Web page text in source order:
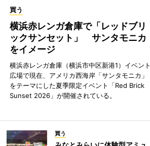
買う
横浜赤レンガ倉庫で「レッドブリ
ックサンセット」 サンタモニカ
をイメージ
横浜赤レンガ倉庫（横浜市中区新港1）イベント
広場で現在、アメリカ西海岸「サンタモニカ」
をテーマにした夏季限定イベント「Red Brick
Sunset 2026」が開催されている。
買う